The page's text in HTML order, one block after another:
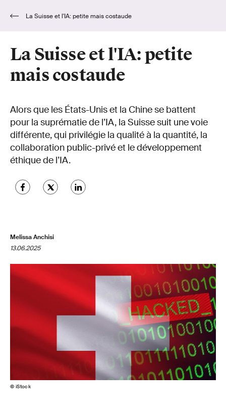
La Suisse et l'IA: petite mais costaude
La Suisse et l'IA: petite
mais costaude
Alors que les États-Unis et la Chine se battent
pour la suprématie de l’IA, la Suisse suit une voie
différente, qui privilégie la qualité à la quantité, la
collaboration public-privé et le développement
éthique de l’IA.
Melissa Anchisi
13.06.2025
© iStock